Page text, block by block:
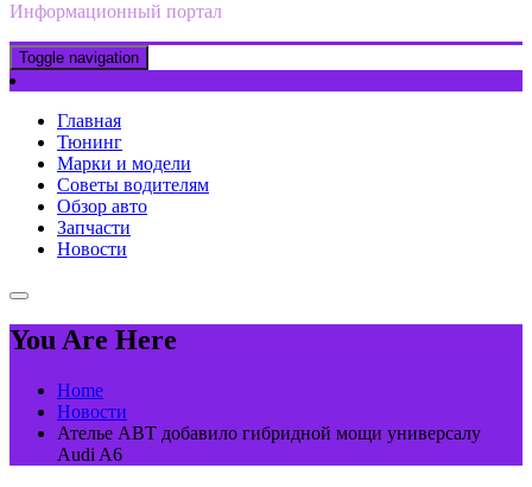
Информационный портал
Toggle navigation
Главная
Тюнинг
Марки и модели
Советы водителям
Обзор авто
Запчасти
Новости
You Are Here
Home
Новости
Ателье ABT добавило гибридной мощи универсалу
Audi A6